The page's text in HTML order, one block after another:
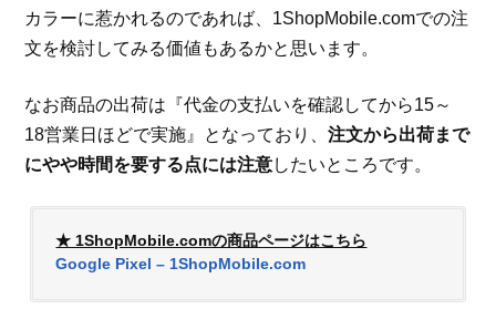
カラーに惹かれるのであれば、1ShopMobile.comでの注
文を検討してみる価値もあるかと思います。
なお商品の出荷は『代金の支払いを確認してから15～
18営業日ほどで実施』となっており、注文から出荷まで
にやや時間を要する点には注意したいところです。
★ 1ShopMobile.comの商品ページはこちら
Google Pixel – 1ShopMobile.com